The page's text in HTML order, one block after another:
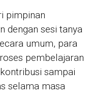
pimpinan
dengan sesi tanya
umum, para
pembelajaran
sampai
selama masa